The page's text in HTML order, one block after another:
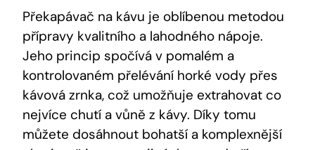
Překapávač na kávu je oblíbenou metodou
přípravy kvalitního a lahodného nápoje.
Jeho princip spočívá v pomalém a
kontrolovaném přelévání horké vody přes
kávová zrnka, což umožňuje extrahovat co
nejvíce chutí a vůně z kávy. Díky tomu
můžete dosáhnout bohatší a komplexnější